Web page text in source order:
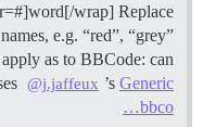
wrap] Replace
e.g. “red”, “grey”
as to BBCode: can
@j.jaffeux ’s Generic
bbco…